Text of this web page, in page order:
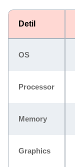
Detil
OS
Processor
Memory
Graphics